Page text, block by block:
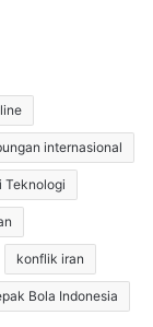
internasional
Teknologi
konflik iran
Bola Indonesia